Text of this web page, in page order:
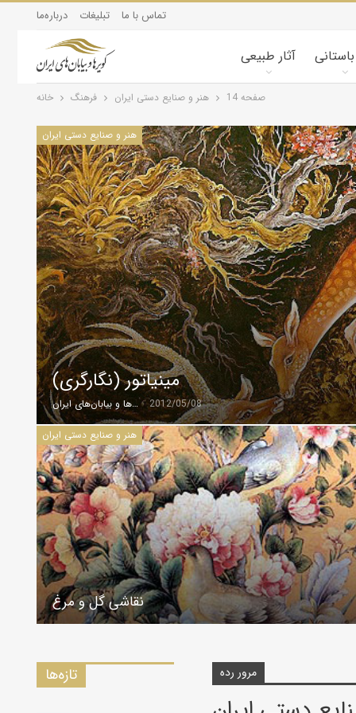
درباره‌ما تبلیغات تماس با ما
آثار طبیعی باستانی
خانه فرهنگ هنر و صنایع دستی ایران صفحه 14
هنر و صنایع دستی ایران
مینیاتور (نگارگری)
گروه کویرها و بیابان‌های ایران 2012/05/08
هنر و صنایع دستی ایران
نقاشی گل و مرغ
مرور رده تازه‌ها